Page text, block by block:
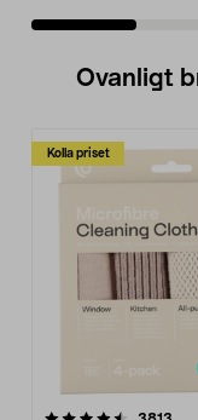
Ovanligt
Kolla priset